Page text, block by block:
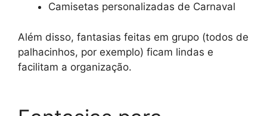
Camisetas personalizadas de Carnaval
Além disso, fantasias feitas em grupo (todos de
palhacinhos, por exemplo) ficam lindas e
facilitam a organização.